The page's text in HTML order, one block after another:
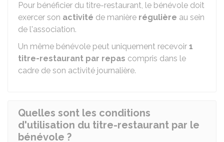
Pour bénéficier du titre-restaurant, le bénévole doit
exercer son activité de manière régulière au sein
de l'association.
Un même bénévole peut uniquement recevoir 1
titre-restaurant par repas compris dans le
cadre de son activité journalière.
Quelles sont les conditions
d'utilisation du titre-restaurant par le
bénévole ?